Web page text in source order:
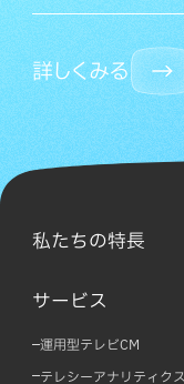
詳しくみる
私たちの特長
サービス
運用型テレビCM
テレシーアナリティクス